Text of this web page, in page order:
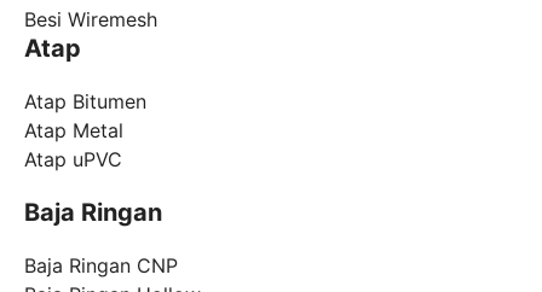
Besi Wiremesh
Atap
Atap Bitumen
Atap Metal
Atap uPVC
Baja Ringan
Baja Ringan CNP